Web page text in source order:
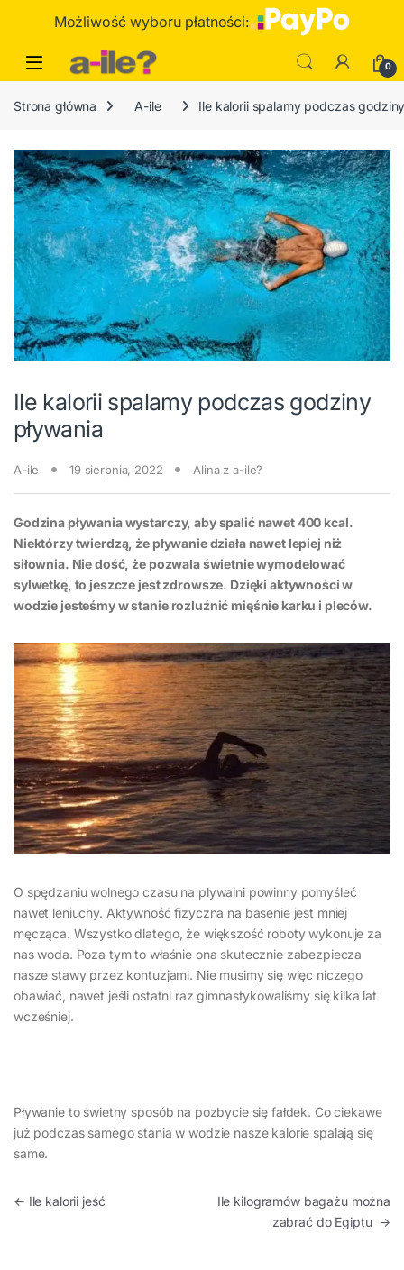
Możliwość wyboru płatności:
0
Strona główna A-ile Ile kalorii spalamy podczas
Ile kalorii spalamy podczas godziny
pływania
A-ile 19 sierpnia, 2022 Alina z a-ile?
Godzina pływania wystarczy, aby spalić nawet 400 kcal.
Niektórzy twierdzą, że pływanie działa nawet lepiej niż
siłownia. Nie dość, że pozwala świetnie wymodelować
sylwetkę, to jeszcze jest zdrowsze. Dzięki aktywności w
wodzie jesteśmy w stanie rozluźnić mięśnie karku i pleców.
O spędzaniu wolnego czasu na pływalni powinny pomyśleć
nawet leniuchy. Aktywność fizyczna na basenie jest mniej
męcząca. Wszystko dlatego, że większość roboty wykonuje za
nas woda. Poza tym to właśnie ona skutecznie zabezpiecza
nasze stawy przez kontuzjami. Nie musimy się więc niczego
obawiać, nawet jeśli ostatni raz gimnastykowaliśmy się kilka lat
wcześniej.
Pływanie to świetny sposób na pozbycie się fałdek. Co ciekawe
już podczas samego stania w wodzie nasze kalorie spalają się
same.
Nawigacja wpisu
← Ile kalorii jeść
Ile kilogramów bagażu można
zabrać do Egiptu →